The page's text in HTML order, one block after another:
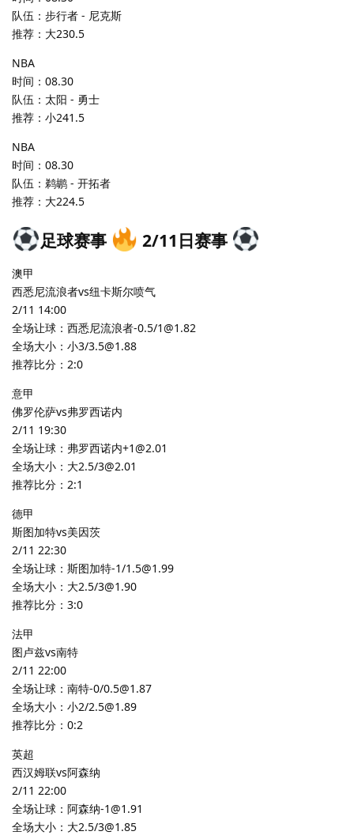
队伍：步行者 - 尼克斯
推荐：大230.5
NBA
时间：08.30
队伍：太阳 - 勇士
推荐：小241.5
NBA
时间：08.30
队伍：鹈鹕 - 开拓者
推荐：大224.5
足球赛事 2/11日赛事
澳甲
西悉尼流浪者vs纽卡斯尔喷气
2/11 14:00
全场让球：西悉尼流浪者-0.5/1@1.82
全场大小：小3/3.5@1.88
推荐比分：2:0
意甲
佛罗伦萨vs弗罗西诺内
2/11 19:30
全场让球：弗罗西诺内+1@2.01
全场大小：大2.5/3@2.01
推荐比分：2:1
德甲
斯图加特vs美因茨
2/11 22:30
全场让球：斯图加特-1/1.5@1.99
全场大小：大2.5/3@1.90
推荐比分：3:0
法甲
图卢兹vs南特
2/11 22:00
全场让球：南特-0/0.5@1.87
全场大小：小2/2.5@1.89
推荐比分：0:2
英超
西汉姆联vs阿森纳
2/11 22:00
全场让球：阿森纳-1@1.91
全场大小：大2.5/3@1.85